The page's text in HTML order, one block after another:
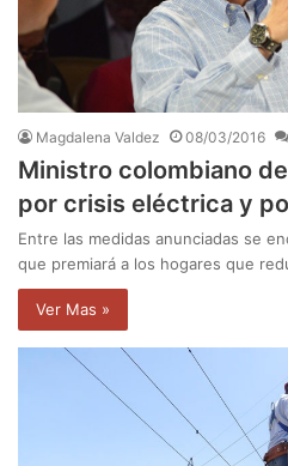
Magdalena Valdez 08/03/2016
Ministro colombiano
por crisis eléctrica y
Entre las medidas anunciadas se
que premiará a los hogares que
Ver Mas »